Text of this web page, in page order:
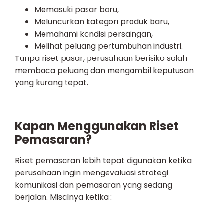
Memasuki pasar baru,
Meluncurkan kategori produk baru,
Memahami kondisi persaingan,
Melihat peluang pertumbuhan industri.
Tanpa riset pasar, perusahaan berisiko salah
membaca peluang dan mengambil keputusan
yang kurang tepat.
Kapan Menggunakan Riset
Pemasaran?
Riset pemasaran lebih tepat digunakan ketika
perusahaan ingin mengevaluasi strategi
komunikasi dan pemasaran yang sedang
berjalan. Misalnya ketika :